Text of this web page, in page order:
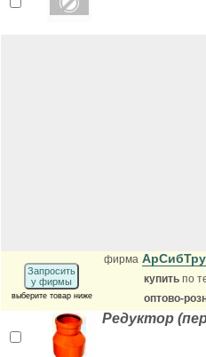
Запросить
у фирмы
выберите товар ниже
фирма
купить по
оптово-
Редуктор